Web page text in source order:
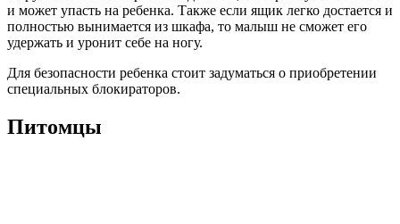
и может упасть на ребенка. Также если ящик легко достается и
полностью вынимается из шкафа, то малыш не сможет его
удержать и уронит себе на ногу.
Для безопасности ребенка стоит задуматься о приобретении
специальных блокираторов.
Питомцы